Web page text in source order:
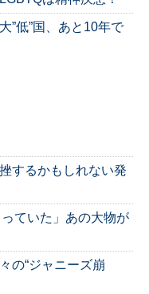
”低”国、あと10年で
するかもしれない発
ていた」あの大物が
の“ジャニーズ崩